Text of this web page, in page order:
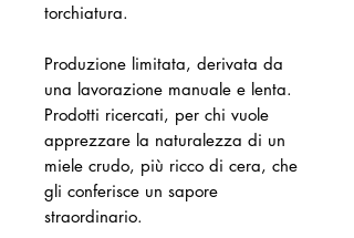
torchiatura.
Produzione limitata, derivata da
una lavorazione manuale e lenta.
Prodotti ricercati, per chi vuole
apprezzare la naturalezza di un
miele crudo, più ricco di cera, che
gli conferisce un sapore
straordinario.